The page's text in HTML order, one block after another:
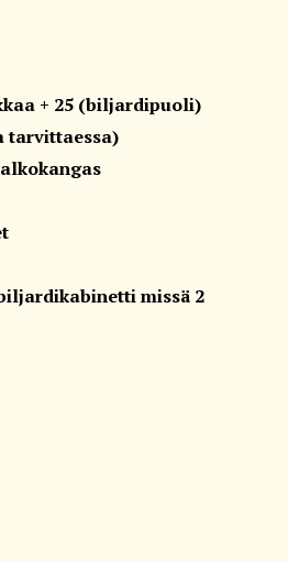
+ 25 (biljardipuoli)
tarvittaessa)
missä 2